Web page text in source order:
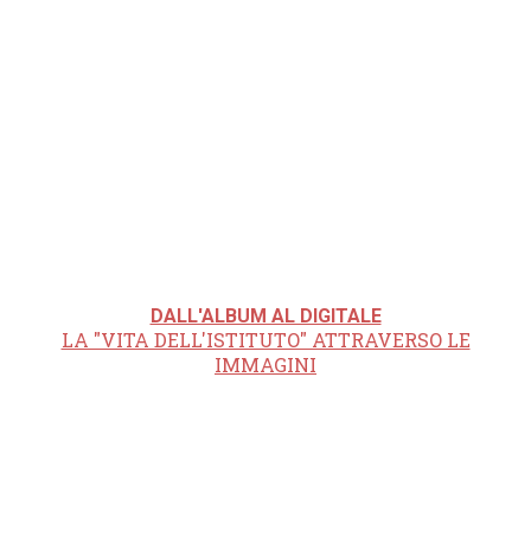
DALL'ALBUM AL DIGITALE
LA "VITA DELL'ISTITUTO" ATTRAVERSO LE
IMMAGINI